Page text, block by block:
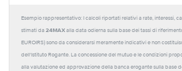
Esempio rappresentativo: I calcoli riportati relativi a rate, interessi,
stimati da 24MAX alla data odierna sulla base dei tassi di
EUROIRS) sono da considerarsi meramente indicativi e non
dell'Istituto Rogante. La concessione del mutuo e le condizioni
alla valutazione ed approvazione della banca erogante sulla base